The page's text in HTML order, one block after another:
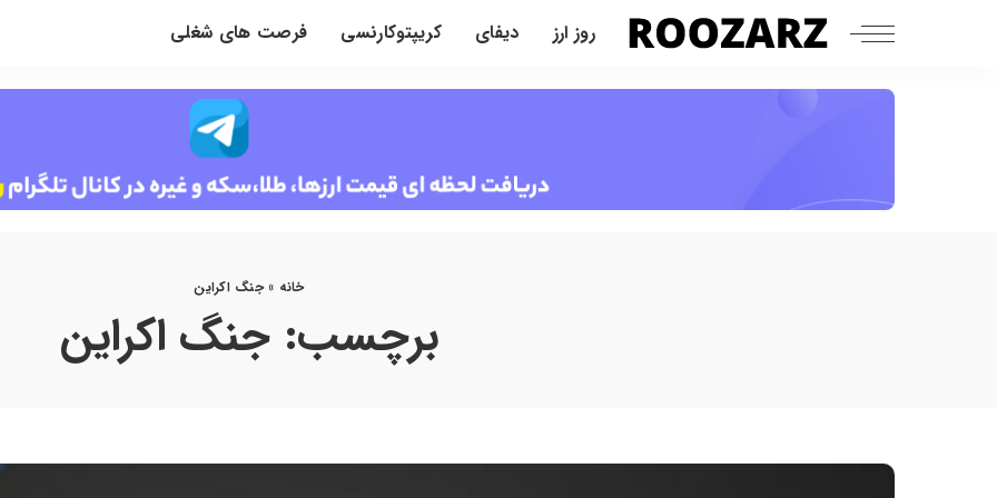
روز ارز دیفای کریپتوکارنسی فرصت های شغلی
خانه »جنگ اکراین
برچسب: جنگ اکراین